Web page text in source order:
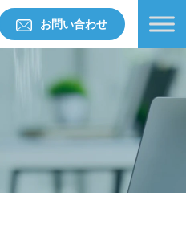
お問い合わせ